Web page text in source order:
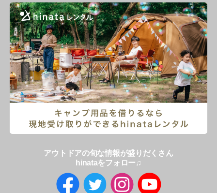
アウトドアの旬な情報が盛りだくさん
hinataをフォロー♫